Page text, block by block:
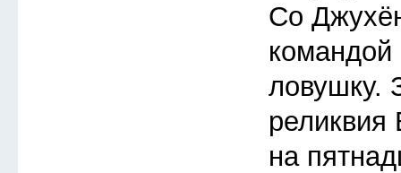
Со
ловушку.
реликвия
на